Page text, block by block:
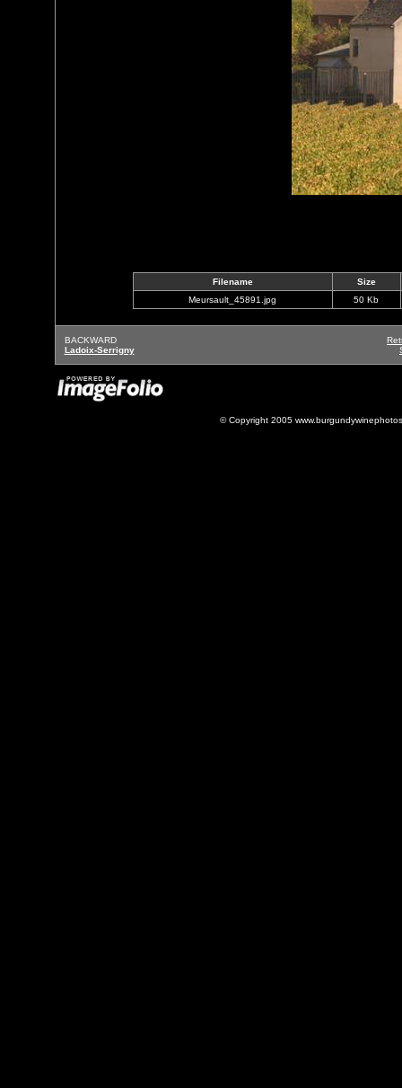
Filename
Size
Meursault_45891.jpg
50 Kb
BACKWARD
Ladoix-Serrigny
© Copyright 2005